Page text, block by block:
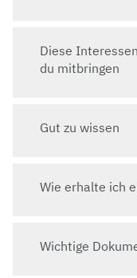
einschlägige
berufliche
Springe zu: Wie
Diese
du mitbringen
Gut zu wissen
Wie erhalte ich
Wichtige